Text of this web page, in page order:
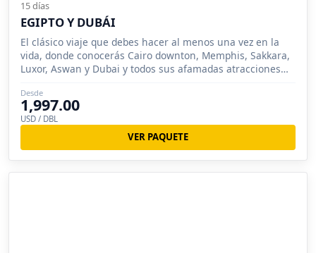
15 días
EGIPTO Y DUBÁI
El clásico viaje que debes hacer al menos una vez en la
vida, donde conocerás Cairo downton, Memphis, Sakkara,
Luxor, Aswan y Dubai y todos sus afamadas atracciones
Desde
1,997.00
USD / DBL
VER PAQUETE